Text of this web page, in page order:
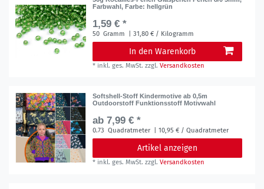
Farbwahl, Farbe: hellgrün
1,59 € *
50 Gramm | 31,80 € / Kilogramm
In den Warenkorb
* inkl. ges. MwSt. zzgl.Versandkosten
Softshell-Stoff Kindermotive ab 0,5m
Outdoorstoff Funktionsstoff Motivwahl
ab 7,99 € *
0.73 Quadratmeter | 10,95 € / Quadratmeter
Artikel anzeigen
* inkl. ges. MwSt. zzgl.Versandkosten